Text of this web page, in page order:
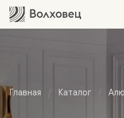
Главная Каталог